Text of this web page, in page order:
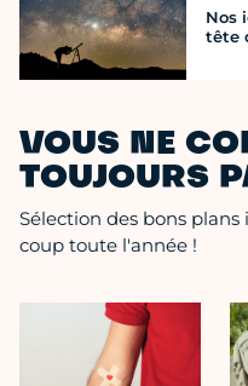
Nos
tête
VOUS NE
TOUJOURS
Sélection des bons
coup toute l'année !